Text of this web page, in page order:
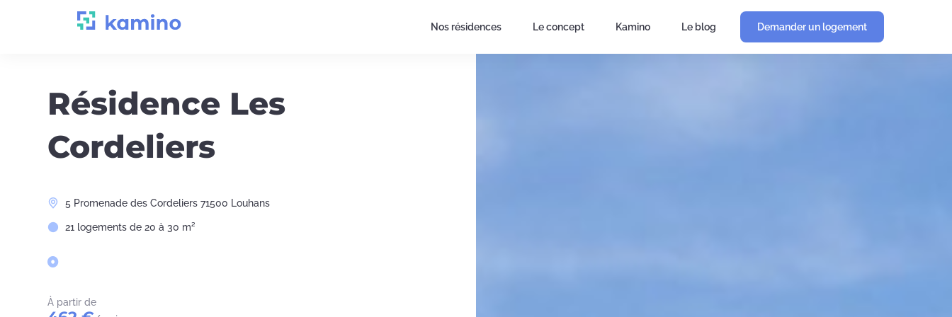
Nos résidences Le concept Kamino Le blog Demander un logement
Résidence Les
Cordeliers
5 Promenade des Cordeliers 71500 Louhans
21 logements de 20 à 30 m²
À partir de